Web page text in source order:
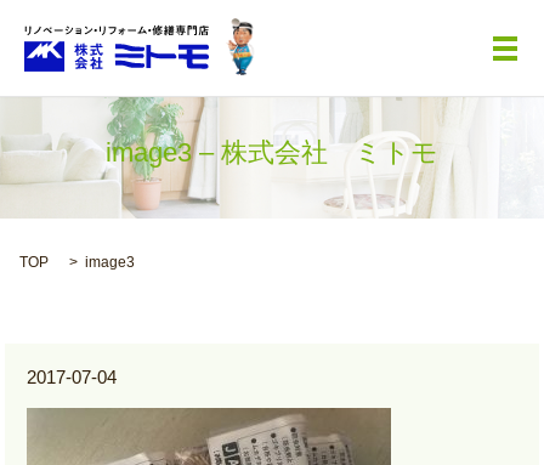
メ
image3 – 株式会社 ミトモ
TOP image3
2017-07-04